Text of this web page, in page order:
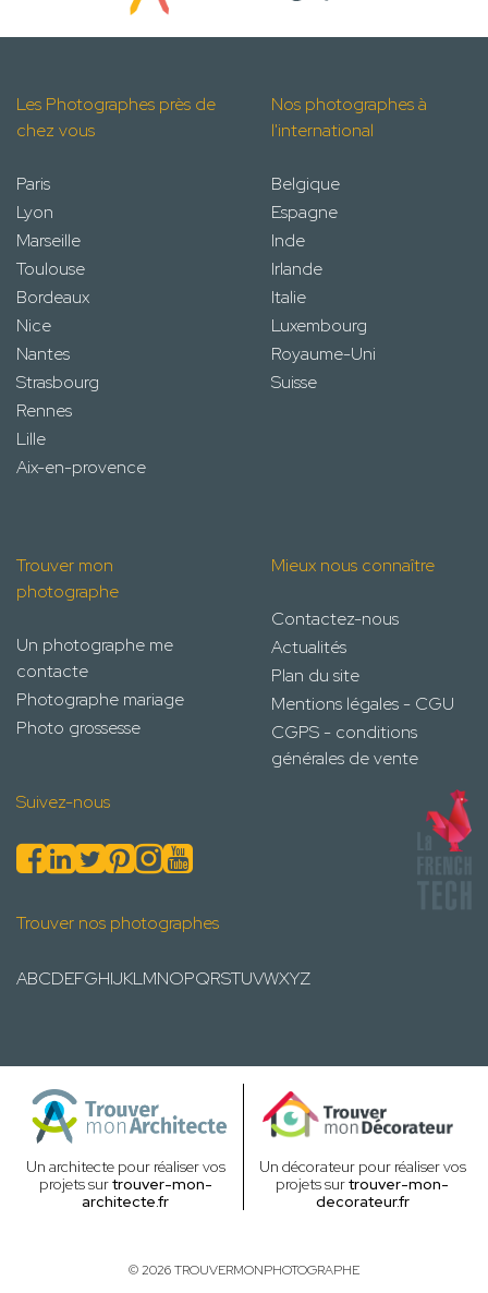
Les Photographes près de
chez vous
Paris
Lyon
Marseille
Toulouse
Bordeaux
Nice
Nantes
Strasbourg
Rennes
Lille
Aix-en-provence
Nos photographes à
l'international
Belgique
Espagne
Inde
Irlande
Italie
Luxembourg
Royaume-Uni
Suisse
Trouver mon
photographe
Un photographe me
contacte
Photographe mariage
Photo grossesse
Mieux nous connaître
Contactez-nous
Actualités
Plan du site
Mentions légales - CGU
CGPS - conditions
générales de vente
Suivez-nous
Trouver nos photographes
ABCDEFGHIJKLMNOPQRSTUVWXYZ
Un architecte pour réaliser vos
projets surtrouver-mon-
architecte.fr
Un décorateur pour réaliser vos
projets surtrouver-mon-
decorateur.fr
© 2026 TROUVERMONPHOTOGRAPHE